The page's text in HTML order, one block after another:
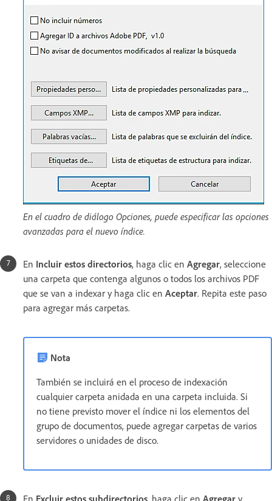
En el cuadro de diálogo Opciones, puede especificar las opciones
avanzadas para el nuevo índice.
En Incluir estos directorios, haga clic en Agregar, seleccione
una carpeta que contenga algunos o todos los archivos PDF
que se van a indexar y haga clic en Aceptar. Repita este paso
para agregar más carpetas.
Nota
También se incluirá en el proceso de indexación
cualquier carpeta anidada en una carpeta incluida. Si
no tiene previsto mover el índice ni los elementos del
grupo de documentos, puede agregar carpetas de varios
servidores o unidades de disco.